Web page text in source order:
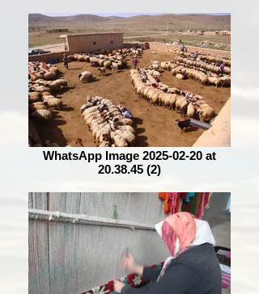
WhatsApp Image 2025-02-20 at
20.38.45 (2)